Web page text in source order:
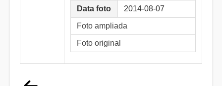
Data foto 2014-08-07
Foto ampliada
Foto original